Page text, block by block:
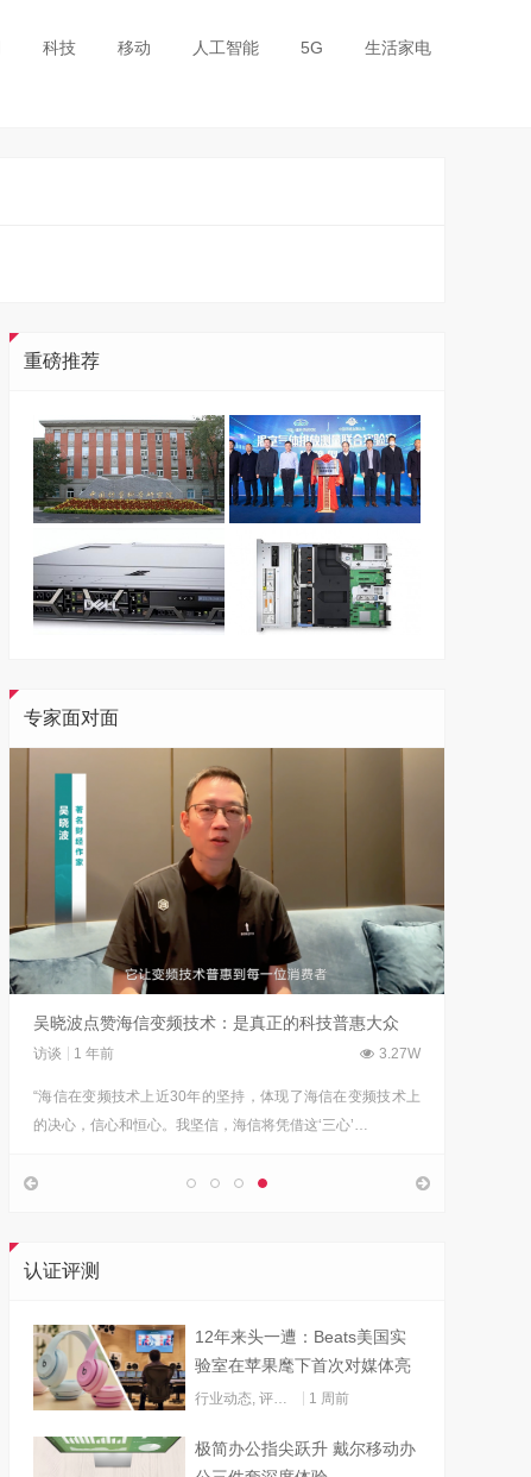
科技 移动 人工智能 5G 生活家电
重磅推荐
专家面对面
吴晓波点赞海信变频技术：是真正的科技普惠大众
访谈 1 年前 3.27W
“海信在变频技术上近30年的坚持，体现了海信在变频技术上
的决心，信心和恒心。我坚信，海信将凭借这‘三心’…
认证评测
12年来头一遭：Beats美国实
验室在苹果麾下首次对媒体亮
灯
行业动态 评测试用 1 周前
极简办公指尖跃升 戴尔移动办